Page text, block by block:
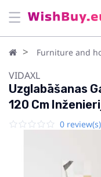
Furniture and
VIDAXL
Uzglabāšanas
120 Cm
0 review(s)